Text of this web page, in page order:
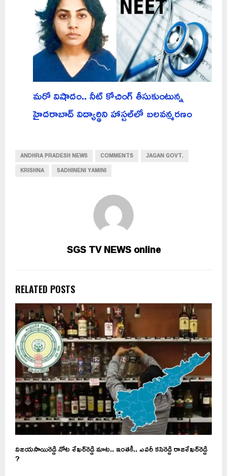
మరో విషాదం.. నీట్ కోచింగ్ తీసుకుంటున్న
హైదరాబాద్ విద్యార్థిని హాస్టల్‌లో బలవన్మరణం
ANDHRA PRADESH NEWS COMMENTS
JAGAN GOVT.
KRISHNA
SADHINENI YAMINI
SGS TV NEWS online
RELATED POSTS
విజయసాయిరెడ్డి నోట శేఖర్‌రెడ్డి మాట.. ఇంతకీ.. ఎవరీ కసిరెడ్డి రాజశేఖర్‌రెడ్డి
?